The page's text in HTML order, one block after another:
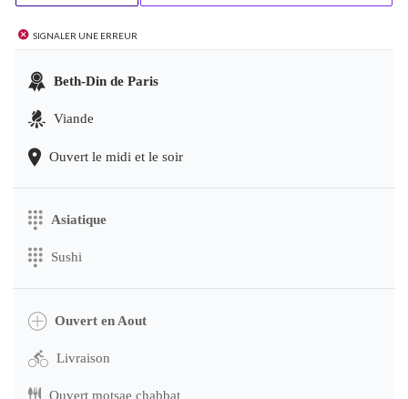
Signaler une erreur
Beth-Din de Paris
Viande
Ouvert le midi et le soir
Asiatique
Sushi
Ouvert en Aout
Livraison
Ouvert motsae chabbat